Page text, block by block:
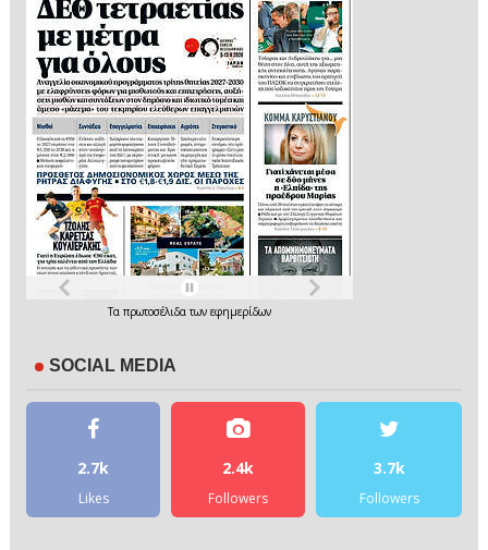
Τα πρωτοσέλιδατων εφημερίδων
SOCIAL MEDIA
2.7k
Likes
2.4k
Followers
3.7k
Followers